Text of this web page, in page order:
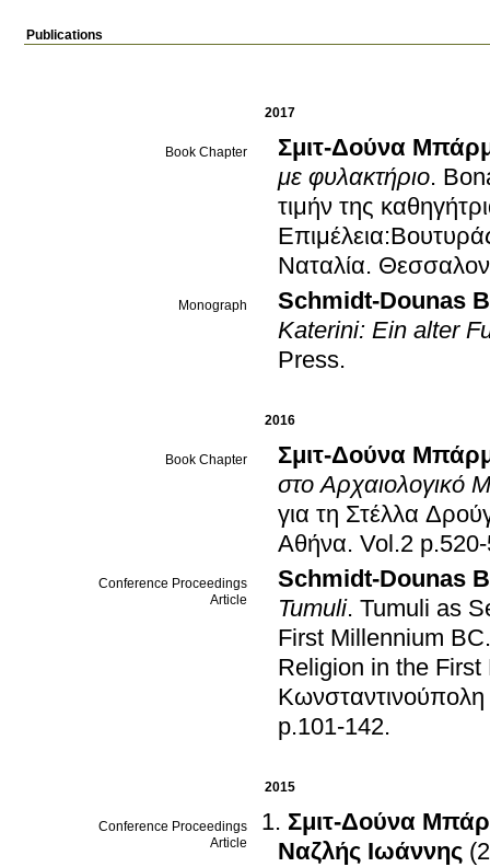
Publications
2017
Book Chapter
Σμιτ-Δούνα
με φυλακτήριο.
τιμήν της
Ναταλία.
Monograph
Schmidt-Dounas
Katerini: Ein alter
Press.
2016
Book Chapter
Σμιτ-Δούνα
στο Αρχαιολογικό
για τη Στέλλα
Αθήνα. Vol.2
Conference Proceedings
Article
Schmidt-Dounas
Tumuli. Tumuli as
First Millennium BC
Religion in the
Κωνσταντινούπολη
p.101-142.
2015
Conference Proceedings
Article
Σμιτ-Δούνα
Ναζλής Ιωάννης